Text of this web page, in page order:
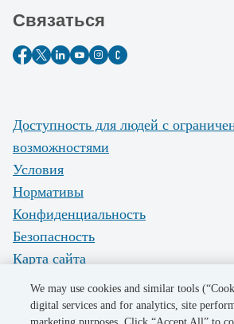
Связаться
Доступность для людей с
возможностями
Условия
Нормативы
Конфиденциальность
Безопасность
Карта сайта
Do Not Sell My Personal
We may use cookies and similar tools
digital services and for analytics, site